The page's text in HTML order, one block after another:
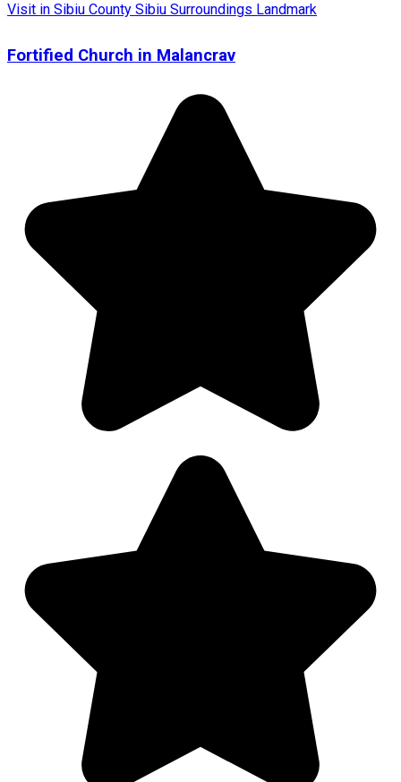
Visit in Sibiu County Sibiu Surroundings Landmark
Fortified Church in Malancrav